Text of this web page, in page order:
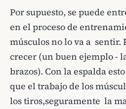
Por supuesto, se puede
en el proceso de
músculos no lo va a sentir.
crecer (un buen ejemplo -
brazos). Con la espalda
que el trabajo de los
los tiros,seguramente la